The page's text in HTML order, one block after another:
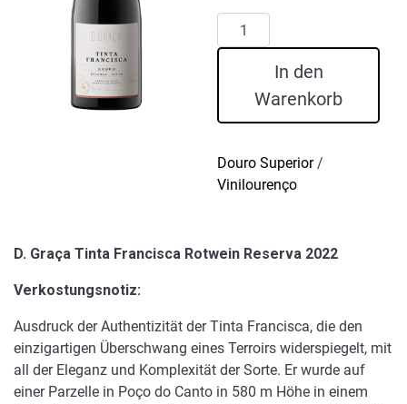
Graça
Rotwein
2022
Menge
In den
Warenkorb
Douro Superior/
Vinilourenço
D. Graça Tinta Francisca Rotwein Reserva 2022
Verkostungsnotiz:
Ausdruck der Authentizität der Tinta Francisca, die den
einzigartigen Überschwang eines Terroirs widerspiegelt, mit
all der Eleganz und Komplexität der Sorte. Er wurde auf
einer Parzelle in Poço do Canto in 580 m Höhe in einem